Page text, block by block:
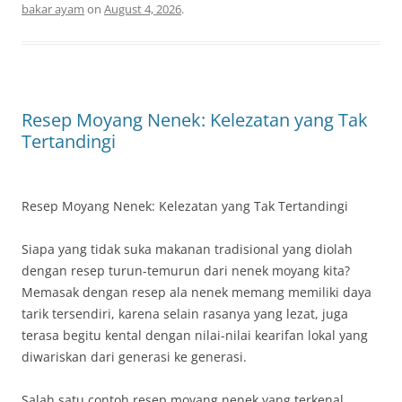
bakar ayam on August 4, 2026.
Resep Moyang Nenek: Kelezatan yang Tak
Tertandingi
Resep Moyang Nenek: Kelezatan yang Tak Tertandingi
Siapa yang tidak suka makanan tradisional yang diolah
dengan resep turun-temurun dari nenek moyang kita?
Memasak dengan resep ala nenek memang memiliki daya
tarik tersendiri, karena selain rasanya yang lezat, juga
terasa begitu kental dengan nilai-nilai kearifan lokal yang
diwariskan dari generasi ke generasi.